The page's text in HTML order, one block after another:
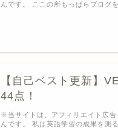
んです。 ここの所もっぱらブログ
【自己ベスト更新】
44点！
※当サイトは、アフィリエイト広
んです。 私は英語学習の成果を測